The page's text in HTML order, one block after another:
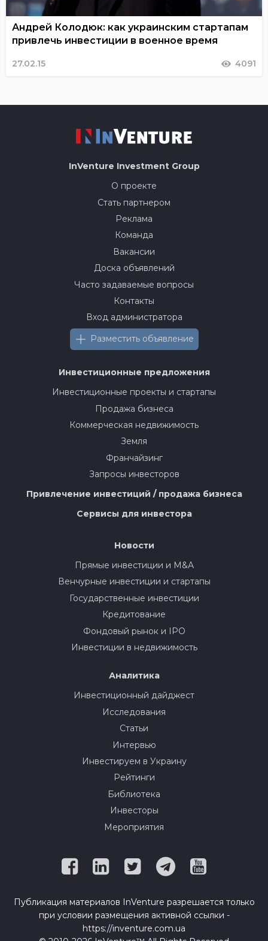
Андрей Колодюк: как украинским стартапам
привлечь инвестиции в военное время
27.02.15 4091
InVenture Investment Group
О проекте
Стать партнером
Реклама
Команда
Вакансии
Доска объявлений
Часто задаваемые вопросы
Контакты
Вход администратора
Разместить объявление
Инвестиционные предложения
Инвестиционные проекты и стартапы
Продажа бизнеса
Коммерческая недвижимость
Земля
Франчайзинг
Запросы инвесторов
Привлечение инвестиций / продажа бизнеса
Сервисы для инвестора
Новости
Прямые инвестиции и M&A
Венчурные инвестиции и стартапы
Государственные инвестиции
Кредитование
Фондовый рынок и IPO
Инвестиции в недвижимость
Аналитика
Инвестиционный дайджест
Исследования
Статьи
Интервью
Инвестируем в Украину
Рейтинги
Библиотека
Инвесторы
Мероприятия
Публикация материалов InVenture разрешается только
при условии размещения активной ссылки -
https://inventure.com.ua